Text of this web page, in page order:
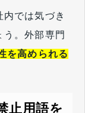
内では気づき
う。外部専門
を高められる
止用語を